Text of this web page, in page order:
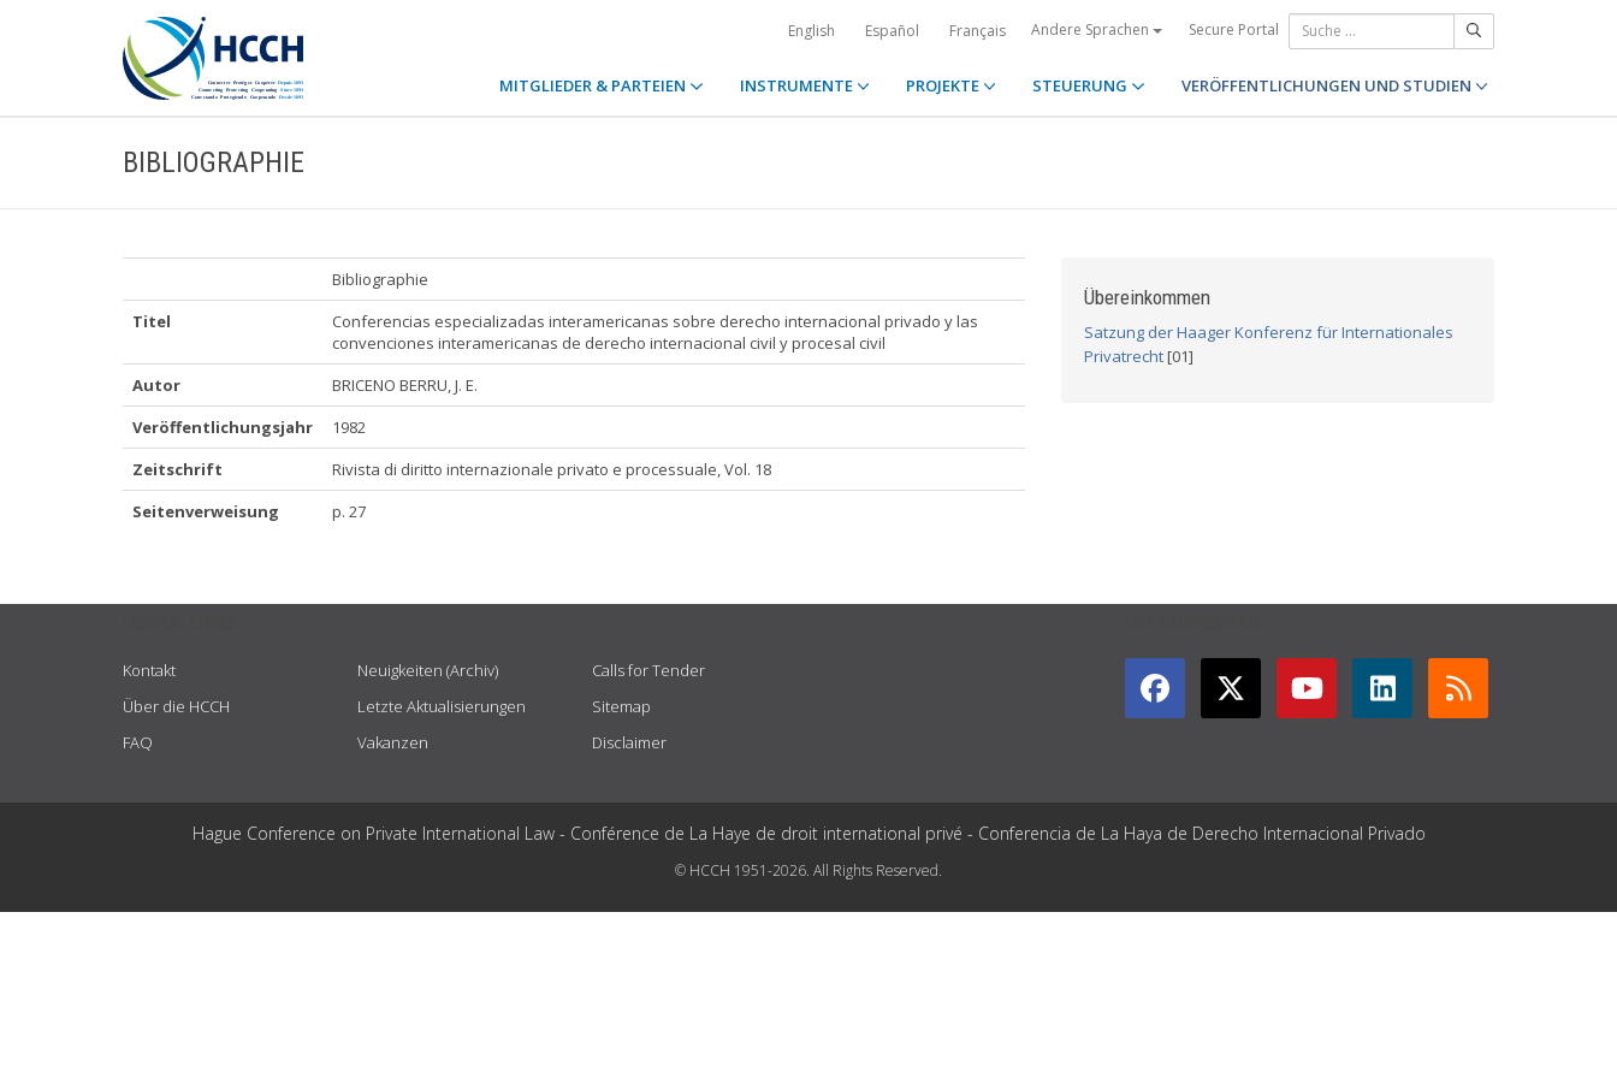
English Español Français Andere Sprachen Secure Portal
MITGLIEDER & PARTEIEN INSTRUMENTE PROJEKTE STEUERUNG VERÖFFENTLICHUNGEN UND STUDIEN
BIBLIOGRAPHIE
Bibliographie
Titel
Conferencias especializadas interamericanas sobre derecho internacional privado y las
convenciones interamericanas de derecho internacional civil y procesal civil
Autor
BRICENO BERRU, J. E.
Veröffentlichungsjahr
1982
Zeitschrift
Rivista di diritto internazionale privato e processuale, Vol. 18
Seitenverweisung
p. 27
Übereinkommen
Satzung der Haager Konferenz für Internationales
Privatrecht[01]
Kontakt
Über die HCCH
FAQ
Neuigkeiten (Archiv)
Letzte Aktualisierungen
Vakanzen
Calls for Tender
Sitemap
Disclaimer
Hague Conference on Private International Law - Conférence de La Haye de droit international privé - Conferencia de La Haya de Derecho Internacional Privado
© HCCH 1951-2026. All Rights Reserved.